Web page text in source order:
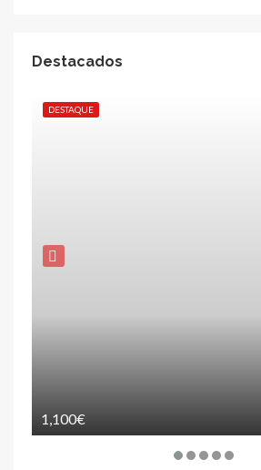
Destacados
DESTAQUE
1,100€